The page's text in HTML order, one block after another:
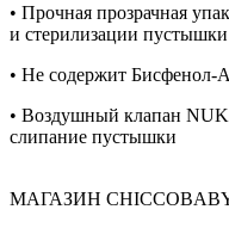
• Прочная прозрачная
и стерилизации пустышки
• Не содержит Бисфенол-А
• Воздушный клапан
слипание пустышки
МАГАЗИН